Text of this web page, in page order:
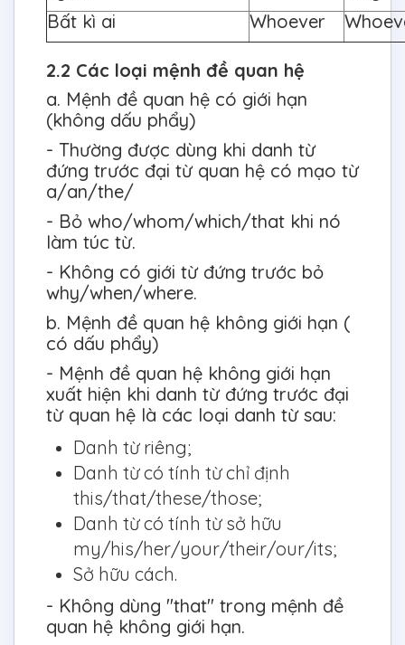
Bất kì ai
Whoever
2.2 Các loại mệnh đề quan hệ
a. Mệnh đề quan hệ có giới hạn
(không dấu phẩy)
- Thường được dùng khi danh từ
đứng trước đại từ quan hệ có mạo từ
a/an/the/
- Bỏ who/whom/which/that khi nó
làm túc từ.
- Không có giới từ đứng trước bỏ
why/when/where.
b. Mệnh đề quan hệ không giới hạn (
có dấu phẩy)
- Mệnh đề quan hệ không giới hạn
xuất hiện khi danh từ đứng trước đại
từ quan hệ là các loại danh từ sau:
Danh từ riêng;
Danh từ có tính từ chỉ định
this/that/these/those;
Danh từ có tính từ sở hữu
my/his/her/your/their/our/its;
Sở hữu cách.
- Không dùng "that" trong mệnh đề
quan hệ không giới hạn.